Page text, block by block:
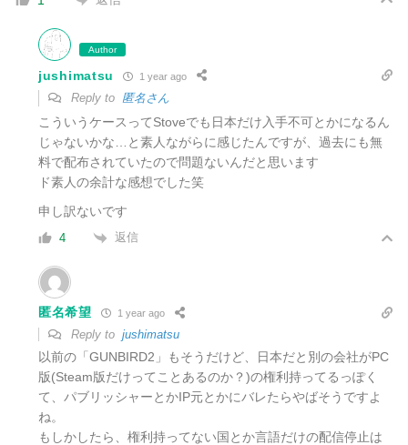
Author
jushimatsu 1 year ago
Reply to 匿名さん
こういうケースってStoveでも日本だけ入手不可とかになるん
じゃないかな…と素人ながらに感じたんですが、過去にも無
料で配布されていたので問題ないんだと思います
ド素人の余計な感想でした笑
申し訳ないです
4 返信
匿名希望 1 year ago
Reply to jushimatsu
以前の「GUNBIRD2」もそうだけど、日本だと別の会社がPC
版(Steam版だけってことあるのか？)の権利持ってるっぽく
て、パブリッシャーとかIP元とかにバレたらやばそうですよ
ね。
もしかしたら、権利持ってない国とか言語だけの配信停止は